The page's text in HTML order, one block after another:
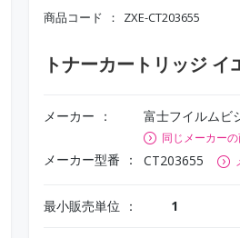
商品コード ZXE-CT203655
トナーカートリッジ イ
メーカー 富士フイルムビ
同じメーカー
メーカー型番 CT203655
最小販売単位 1